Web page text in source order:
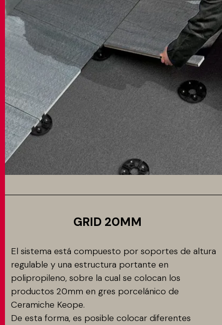
GRID 20MM
El sistema está compuesto por soportes de altura
regulable y una estructura portante en
polipropileno, sobre la cual se colocan los
productos 20mm en gres porcelánico de
Ceramiche Keope.
De esta forma, es posible colocar diferentes